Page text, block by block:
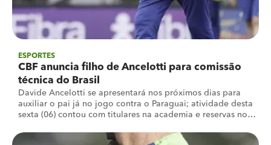
ESPORTES
CBF anuncia filho de Ancelotti para comissão
técnica do Brasil
Davide Ancelotti se apresentará nos próximos dias para
auxiliar o pai já no jogo contra o Paraguai; atividade desta
sexta (06) contou com titulares na academia e reservas no